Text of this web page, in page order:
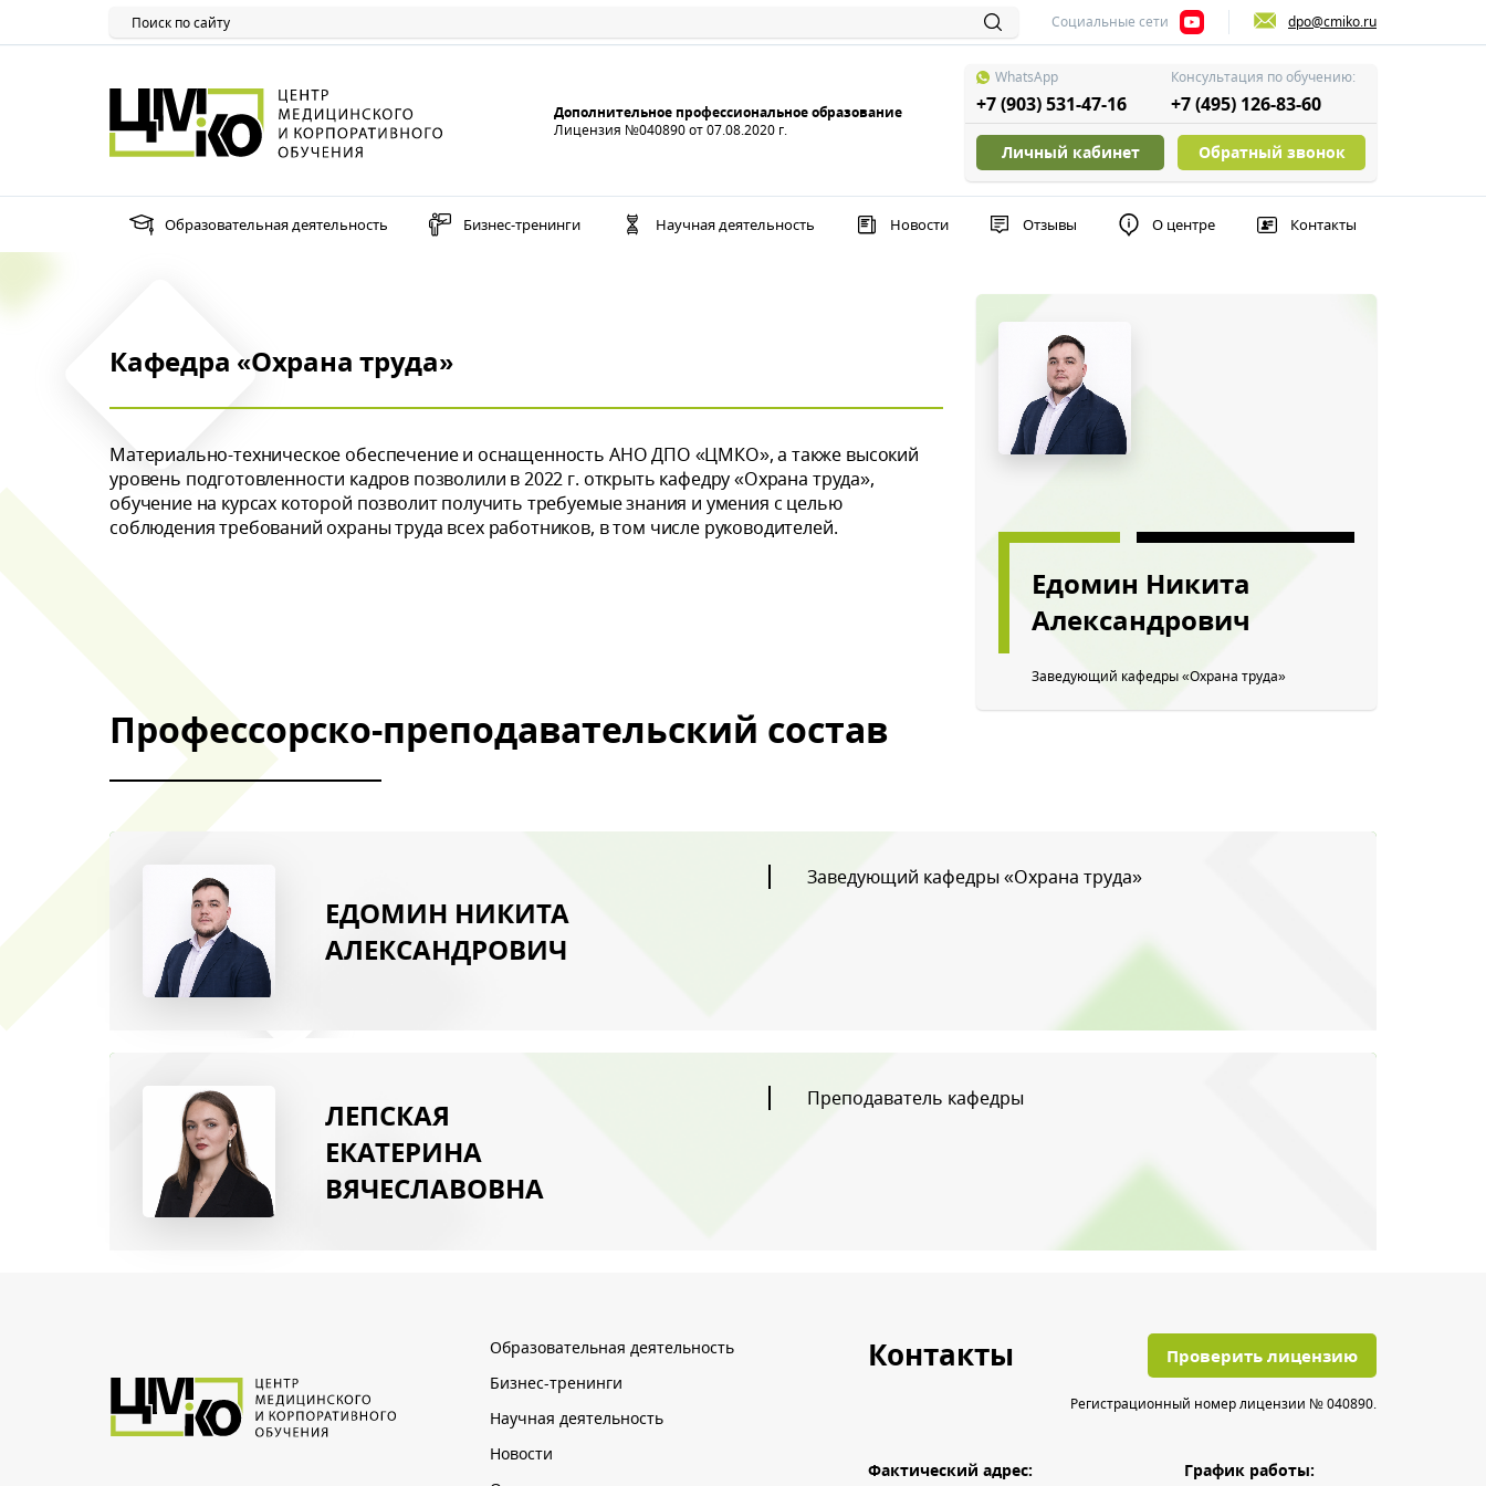
Социальные сети dpo@cmiko.ru
Дополнительное профессиональное образование
Лицензия №040890 от 07.08.2020 г.
WhatsApp
+7 (903) 531-47-16
Консультация по обучению:
+7 (495) 126-83-60
Личный кабинет Обратный звонок
Образовательная деятельность Бизнес-тренинги Научная деятельность Новости Отзывы О центре Контакты
Кафедра «Охрана труда»
Материально-техническое обеспечение и оснащенность АНО ДПО «ЦМКО», а также высокий
уровень подготовленности кадров позволили в 2022 г. открыть кафедру «Охрана труда»,
обучение на курсах которой позволит получить требуемые знания и умения с целью
соблюдения требований охраны труда всех работников, в том числе руководителей.
Едомин Никита
Александрович
Заведующий кафедры «Охрана труда»
Профессорско-преподавательский состав
ЕДОМИН НИКИТА
АЛЕКСАНДРОВИЧ
Заведующий кафедры «Охрана труда»
ЛЕПСКАЯ
ЕКАТЕРИНА
ВЯЧЕСЛАВОВНА
Преподаватель кафедры
Введите символы с картинки
Нажимая на кнопку, вы даете согласие на обработку своих персональных данных
Образовательная деятельность
Бизнес-тренинги
Научная деятельность
Новости
Контакты Проверить лицензию
Регистрационный номер лицензии № 040890.
Фактический адрес: График работы: